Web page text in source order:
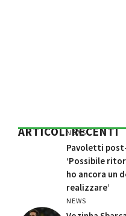
ARTICOLI RECENTI
NEWS
Pavoletti
‘Possibile
ho ancora un
realizzare’
NEWS